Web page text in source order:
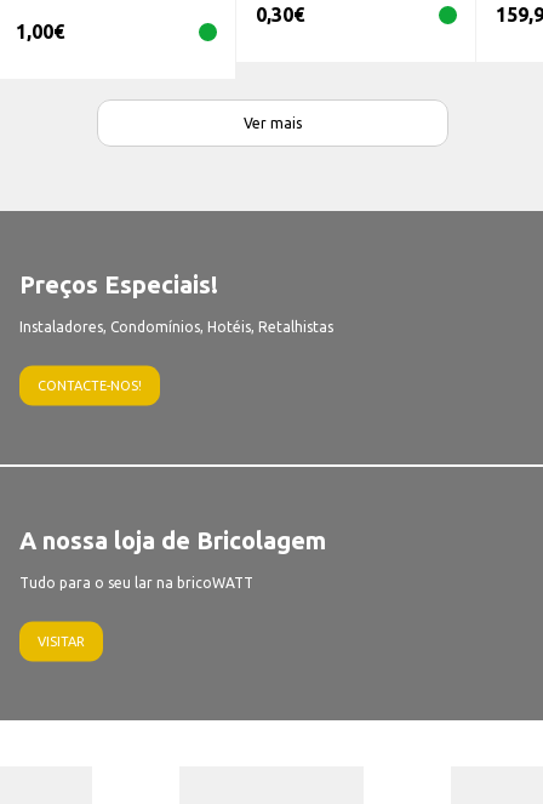
1,00€
0,30€
Ver mais
Preços Especiais!
Instaladores, Condomínios, Hotéis, Retalhistas
CONTACTE-NOS!
A nossa loja de Bricolagem
Tudo para o seu lar na bricoWATT
VISITAR